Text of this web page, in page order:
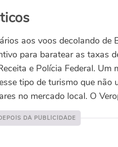
aos voos decolando de
para baratear as taxas
e Polícia Federal. Um
tipo de turismo que não
no mercado local. O